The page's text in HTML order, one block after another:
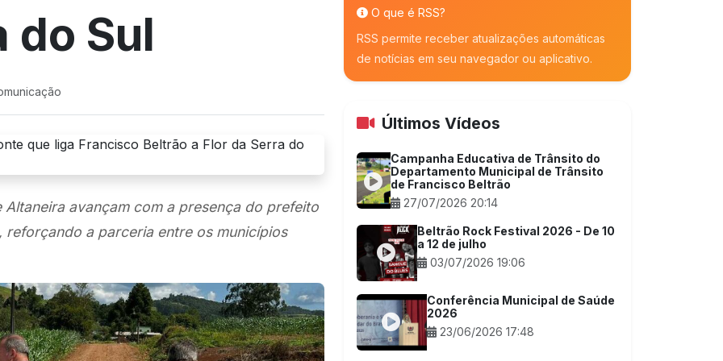
do Sul
avançam com a presença do prefeito
a parceria entre os municípios
O que é RSS?
RSS permite receber atualizações automáticas
de notícias em seu navegador ou aplicativo.
Últimos Vídeos
Campanha Educativa de Trânsito do
Departamento Municipal de Trânsito
de Francisco Beltrão
27/07/2026 20:14
Beltrão Rock Festival 2026 - De 10
a 12 de julho
03/07/2026 19:06
Conferência Municipal de Saúde
2026
23/06/2026 17:48